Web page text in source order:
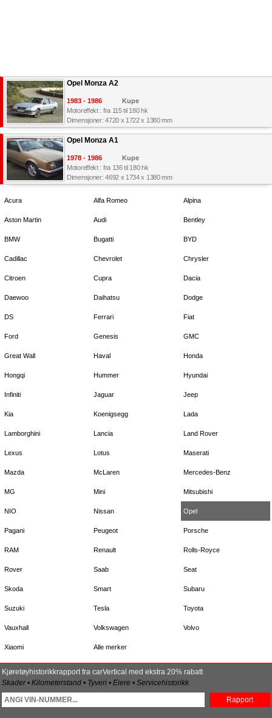
Opel Monza A2
1983 - 1986
Kupe
Motoreffekt : fra 115 til 180 hk
Dimensjoner: 4720 x 1722 x 1380 mm
Opel Monza A1
1978 - 1986
Kupe
Motoreffekt : fra 136 til 180 hk
Dimensjoner: 4692 x 1734 x 1380 mm
Acura Alfa Romeo Alpina
Aston Martin Audi Bentley
BMW Bugatti BYD
Cadillac Chevrolet Chrysler
Citroen Cupra Dacia
Daewoo Daihatsu Dodge
DS Ferrari Fiat
Ford Genesis GMC
Great Wall Haval Honda
Hongqi Hummer Hyundai
Infiniti Jaguar Jeep
Kia Koenigsegg Lada
Lamborghini Lancia Land Rover
Lexus Lotus Maserati
Mazda McLaren Mercedes-Benz
MG Mini Mitsubishi
NIO Nissan Opel
Pagani Peugeot Porsche
RAM Renault Rolls-Royce
Rover Saab Seat
Skoda Smart Subaru
Suzuki Tesla Toyota
Vauxhall Volkswagen Volvo
Xiaomi Alle merker
Kjøretøyhistorikkrapport fra carVertical med ekstra 20% rabatt
Skader • Kilometerstand • Tyveri • Eiere • Servicehistorikk
Rapport